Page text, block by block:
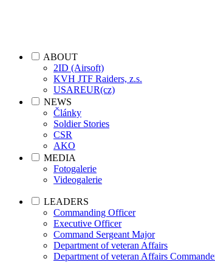
ABOUT
2ID (Airsoft)
KVH JTF Raiders, z.s.
USAREUR(cz)
NEWS
Články
Soldier Stories
CSR
AKO
MEDIA
Fotogalerie
Videogalerie
LEADERS
Commanding Officer
Executive Officer
Command Sergeant Major
Department of veteran Affairs
Department of veteran Affairs